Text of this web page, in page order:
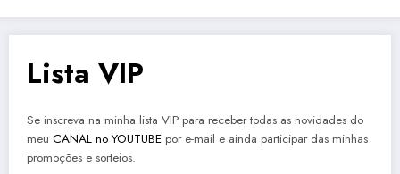
Lista VIP
Se inscreva na minha lista VIP para receber todas as novidades do
meu CANAL no YOUTUBE por e-mail e ainda participar das minhas
promoções e sorteios.